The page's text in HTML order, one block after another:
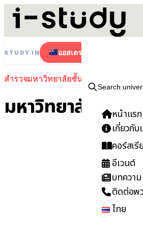
Search
หน้าแรก
เกี่ยวกับ
คอร์สเรี
อีเวนต์
บทความ
ติดต่อพ
ไทย
STUDY IN ออสเตรเลีย
สำรวจมหาวิทยาลัยชั้นนำ
มหาวิทยาลัย
ต้องการความช่วย
รับคำปรึกษาฟรีจากผู้เ